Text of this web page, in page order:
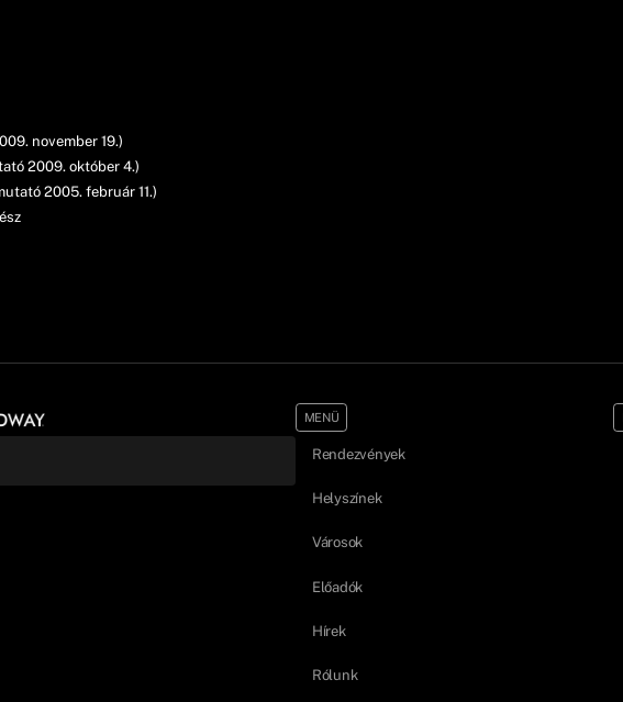
november 19.)
2009. október 4.)
2005. február 11.)
MENÜ
Rendezvények
Helyszínek
Városok
Előadók
Hírek
Rólunk